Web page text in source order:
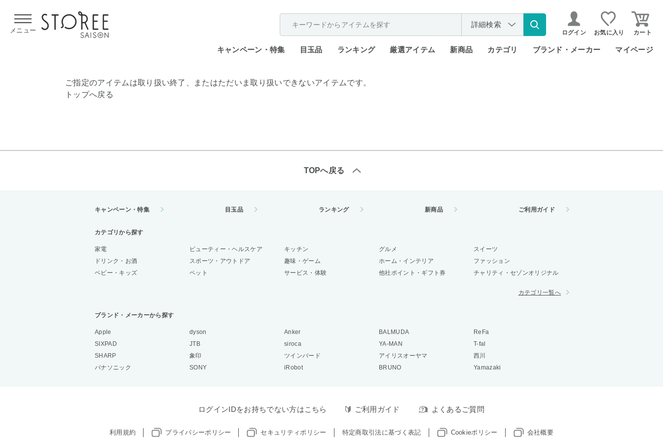
メニュー
詳細検索
ログイン お気に入り カート
キャンペーン・特集 目玉品 ランキング 厳選アイテム 新商品 カテゴリ ブランド・メーカー マイページ
ご指定のアイテムは取り扱い終了、またはただいま取り扱いできないアイテムです。
トップへ戻る
TOPへ戻る
キャンペーン・特集 目玉品 ランキング 新商品 ご利用ガイド
カテゴリから探す
家電 ビューティー・ヘルスケア キッチン グルメ
スイーツ
ドリンク・お酒
スポーツ・アウトドア 趣味・ゲーム ホーム・インテリア
ファッション
ベビー・キッズ
ペット サービス・体験 他社ポイント・ギフト券 チャリティ・セゾンオリジナル
カテゴリ一覧へ
ブランド・メーカーから探す
Apple dyson Anker BALMUDA
ReFa
SIXPAD
JTB siroca YA-MAN
T-fal
SHARP
象印 ツインバード アイリスオーヤマ
西川
パナソニック
SONY iRobot BRUNO Yamazaki
ログインIDをお持ちでない方はこちら ご利用ガイド よくあるご質問
利用規約 プライバシーポリシー セキュリティポリシー 特定商取引法に基づく表記 Cookieポリシー 会社概要